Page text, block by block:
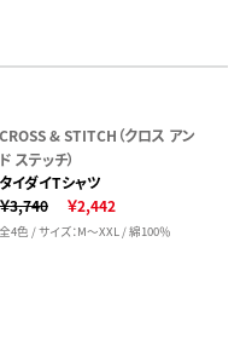
CROSS & STITCH（クロス アン
ド ステッチ）
タイダイTシャツ
￥3,740
￥2,442
全4色 / サイズ：M～XXL / 綿100％